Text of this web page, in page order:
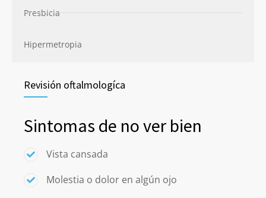
Presbicia
Hipermetropia
Revisión oftalmologíca
Sintomas de no ver bien
Vista cansada
Molestia o dolor en algún ojo